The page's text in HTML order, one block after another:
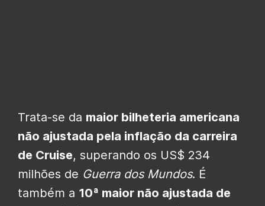
Trata-se da maior bilheteria americana
não ajustada pela inflação da carreira
de Cruise, superando os US$ 234
milhões de Guerra dos Mundos. É
também a 10ª maior não ajustada de